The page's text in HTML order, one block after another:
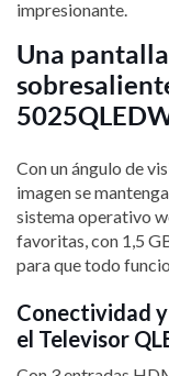
impresionante.
Una
Con un ángulo de
imagen se
sistema operativo
favoritas, con 1,5
para que todo
Conectividad
el Televisor